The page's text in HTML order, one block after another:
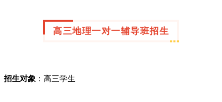
高三地理一对一辅导班招生
招生对象 ：高三学生